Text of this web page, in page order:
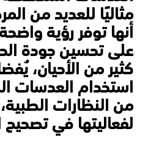
مثاليًا للعديد من
أنها توفر رؤية
على تحسين جودة
كثير من الأحيان،
استخدام العدسات
من النظارات
لفعاليتها في تصحيح